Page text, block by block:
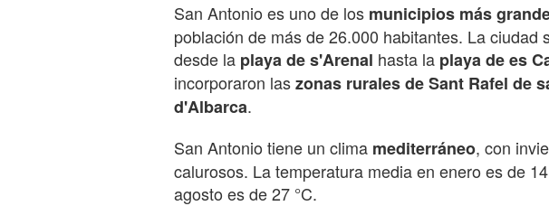
San Antonio es uno de los municipios más
población de más de 26.000 habitantes. La ciudad
desde la playa de s'Arenal hasta la playa de es
incorporaron laszonas rurales de Sant Rafel de
d'Albarca.
San Antonio tiene un clima mediterráneo, con
calurosos. La temperatura media en enero es de
agosto es de 27 °C.